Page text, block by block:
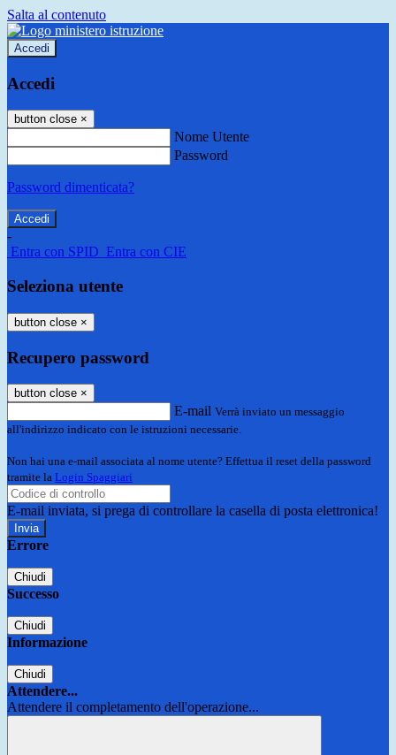
Salta al contenuto
Accedi
Accedi
button close ×
Nome Utente
Password
Password dimenticata?
-
Entra con SPID Entra con CIE
Seleziona utente
button close ×
Recupero password
button close ×
E-mail Verrà inviato un messaggio
all'indirizzo indicato con le istruzioni necessarie.
Non hai una e-mail associata al nome utente? Effettua il reset della password
tramite la Login Spaggiari
E-mail inviata, si prega di controllare la casella di posta elettronica!
Errore
Chiudi
Successo
Chiudi
Informazione
Chiudi
Attendere...
Attendere il completamento dell'operazione...